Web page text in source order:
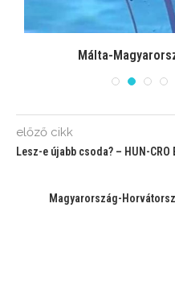
Málta-
előző cikk
Lesz-e újabb csoda? – HUN-
Magyarország-